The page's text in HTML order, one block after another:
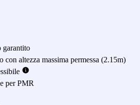
al tuo ritorno. Se non hai in programma un
comunque di tuo interesse. Grazie alla
di Barcellona non sarai obbligato ad
caotico centro storico, e potrai sempre
pubblico, grazie alle vicine fermate
de la Concordia e i Giardini degli
garantito
con altezza massima permessa (2.15m)
per PMR